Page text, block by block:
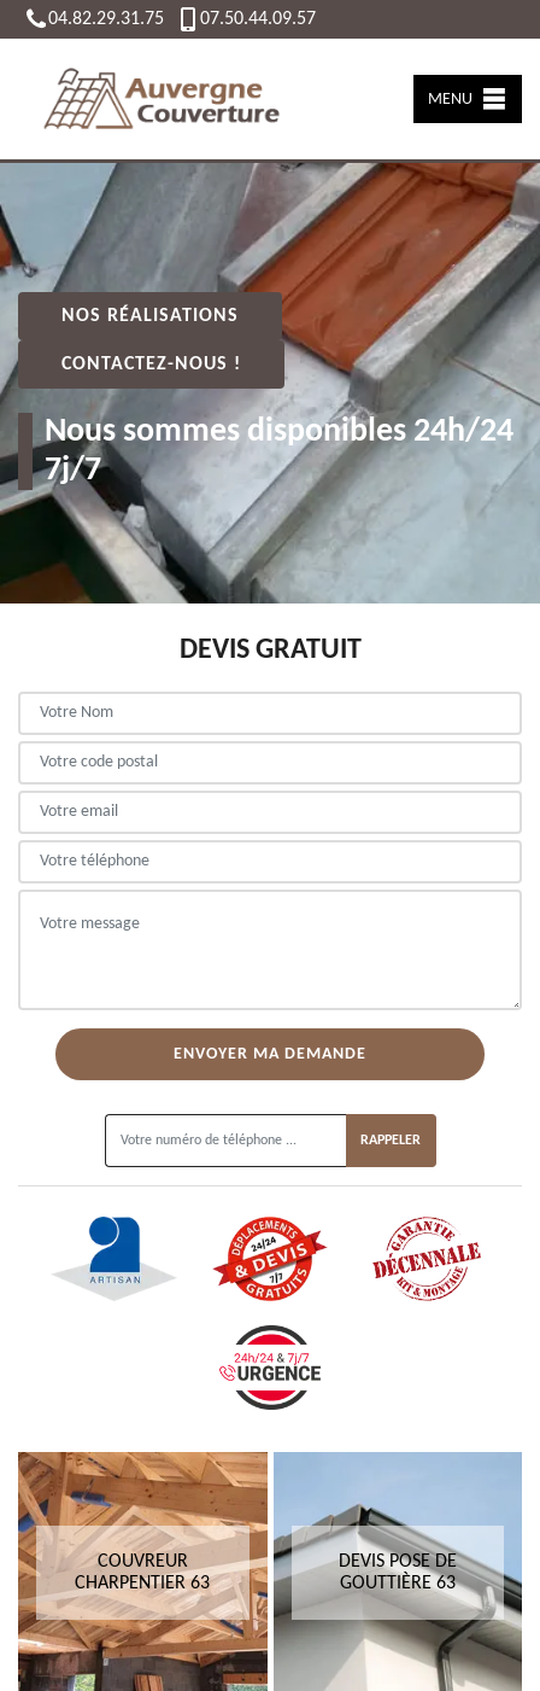
04.82.29.31.75 07.50.44.09.57
MENU
NOS RÉALISATIONS
CONTACTEZ-NOUS !
Nous sommes disponibles 24h/24
7j/7
DEVIS GRATUIT
COUVREUR
CHARPENTIER 63
DEVIS POSE DE
GOUTTIÈRE 63